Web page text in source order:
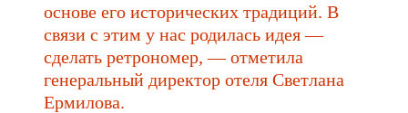
основе его исторических традиций. В
связи с этим у нас родилась идея —
сделать ретрономер, — отметила
генеральный директор отеля Светлана
Ермилова.